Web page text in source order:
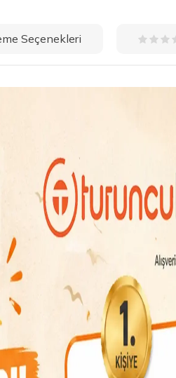
Seçenekleri